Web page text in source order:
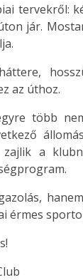
tervekről:
jár.
az úthoz.
több
a
érmes